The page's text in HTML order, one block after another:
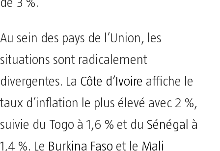
de 3 %.
Au sein des pays de l’Union, les
situations sont radicalement
divergentes. La Côte d’Ivoire affiche le
taux d’inflation le plus élevé avec 2 %,
suivie du Togo à 1,6 % et du Sénégal à
1,4 %. Le Burkina Faso et le Mali